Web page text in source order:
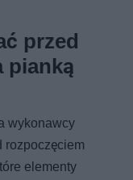
przed
pianką
wykonawcy
rozpoczęciem
elementy